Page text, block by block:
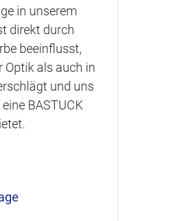
in unserem
direkt durch
beeinflusst,
Optik als auch in
und uns
BASTUCK